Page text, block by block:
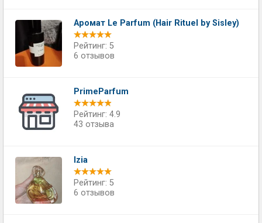
Аромат Le Parfum (Hair Rituel by Sisley)
Рейтинг: 5
6 отзывов
PrimeParfum
Рейтинг: 4.9
43 отзыва
Izia
Рейтинг: 5
6 отзывов